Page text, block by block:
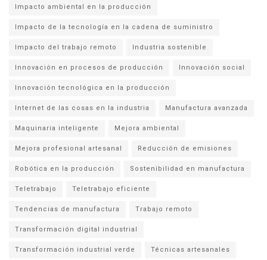
Impacto ambiental en la producción
Impacto de la tecnología en la cadena de suministro
Impacto del trabajo remoto Industria sostenible
Innovación en procesos de producción Innovación social
Innovación tecnológica en la producción
Internet de las cosas en la industria Manufactura avanzada
Maquinaria inteligente Mejora ambiental
Mejora profesional artesanal Reducción de emisiones
Robótica en la producción Sostenibilidad en manufactura
Teletrabajo Teletrabajo eficiente
Tendencias de manufactura Trabajo remoto
Transformación digital industrial
Transformación industrial verde Técnicas artesanales